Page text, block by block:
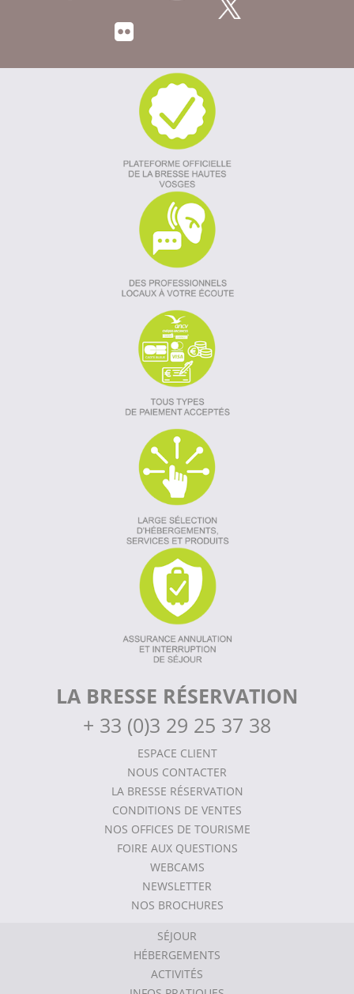
LA BRESSE RÉSERVATION
+ 33 (0)3 29 25 37 38
ESPACE CLIENT
NOUS CONTACTER
LA BRESSE RÉSERVATION
CONDITIONS DE VENTES
NOS OFFICES DE TOURISME
FOIRE AUX QUESTIONS
WEBCAMS
NEWSLETTER
NOS BROCHURES
SÉJOUR
HÉBERGEMENTS
ACTIVITÉS